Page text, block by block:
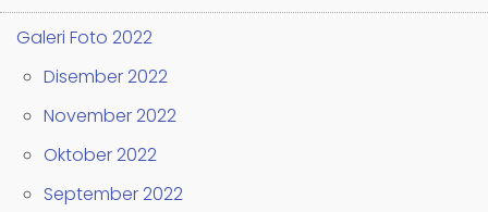
Galeri Foto 2022
Disember 2022
November 2022
Oktober 2022
September 2022